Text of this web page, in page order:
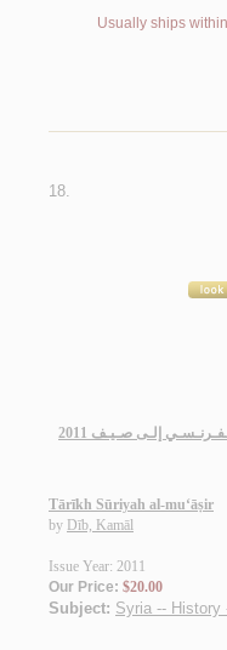
Usually ships
18.
إلـى صـيـف 2011
Tārīkh Sūriyah al-mu‘āṣir
by Dīb, Kamāl
Issue Year: 2011
Our Price: $20.00
Subject: Syria -- History